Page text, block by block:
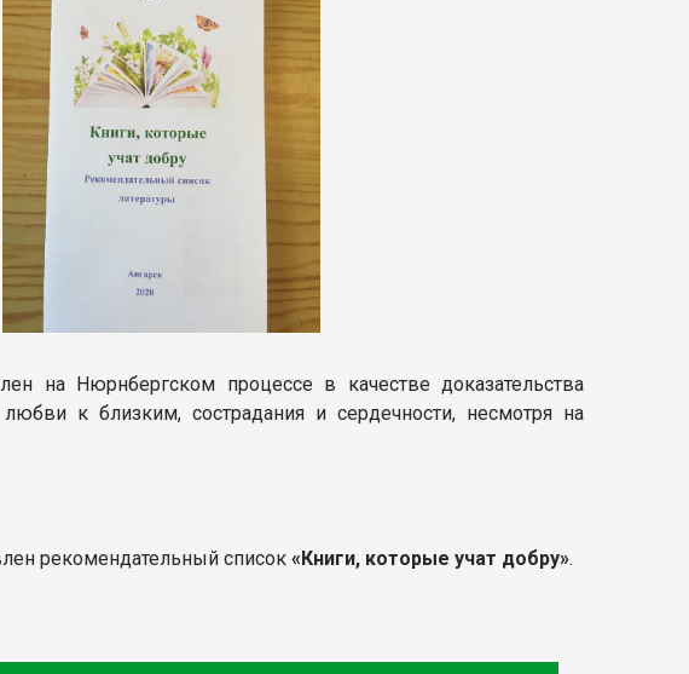
на Нюрнбергском процессе в качестве доказательства
к близким, сострадания и сердечности, несмотря на
рекомендательный список «Книги, которые учат добру».